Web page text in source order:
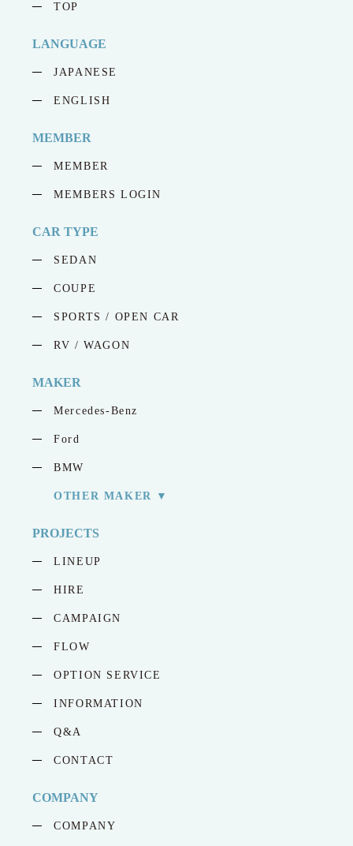
TOP
LANGUAGE
JAPANESE
ENGLISH
MEMBER
MEMBER
MEMBERS LOGIN
CAR TYPE
SEDAN
COUPE
SPORTS / OPEN CAR
RV / WAGON
MAKER
Mercedes-Benz
Ford
BMW
OTHER MAKER
PROJECTS
LINEUP
HIRE
CAMPAIGN
FLOW
OPTION SERVICE
INFORMATION
Q&A
CONTACT
COMPANY
COMPANY